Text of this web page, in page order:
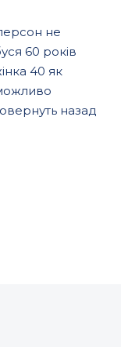
не
60 років
40 як
назад